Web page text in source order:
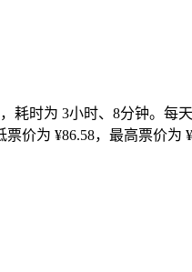
耗时为 3小时、8分钟。每
价为 ¥86.58，最高票价为